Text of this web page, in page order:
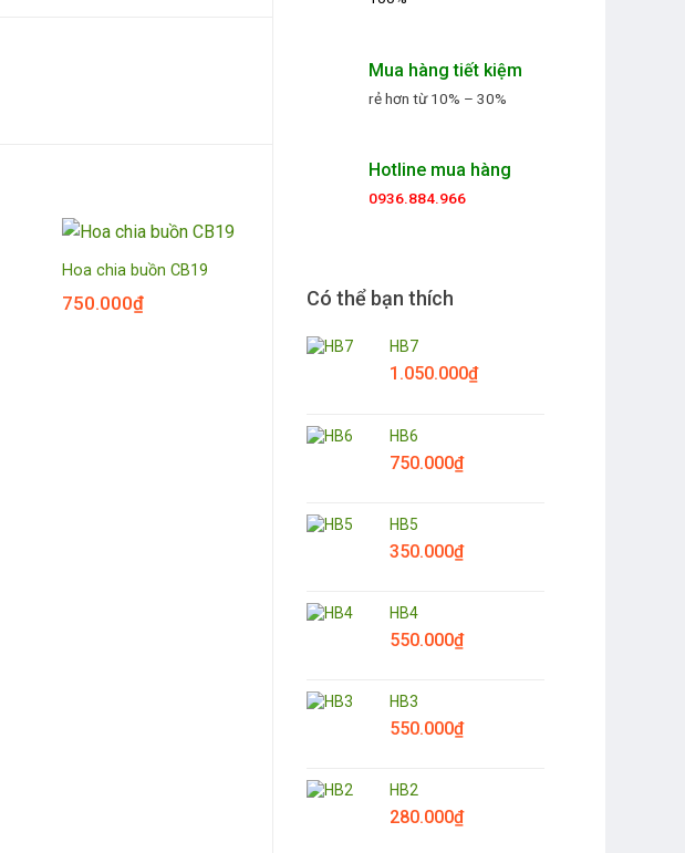
Mua hàng tiết kiệm
rẻ hơn từ 10% – 30%
Hotline mua hàng
0936.884.966
Có thể bạn thích
HB7
1.050.000₫
HB6
750.000₫
HB5
350.000₫
HB4
550.000₫
HB3
550.000₫
HB2
280.000₫
Hoa chia buồn CB19
750.000₫
Hoa chia buồn CB7